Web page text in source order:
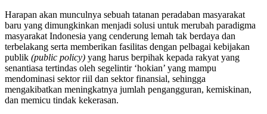
Harapan akan munculnya sebuah tatanan peradaban masyarakat
baru yang dimungkinkan menjadi solusi untuk merubah paradigma
masyarakat Indonesia yang cenderung lemah tak berdaya dan
terbelakang serta memberikan fasilitas dengan pelbagai kebijakan
publik (public policy) yang harus berpihak kepada rakyat yang
senantiasa tertindas oleh segelintir ‘hokian’ yang mampu
mendominasi sektor riil dan sektor finansial, sehingga
mengakibatkan meningkatnya jumlah pengangguran, kemiskinan,
dan memicu tindak kekerasan.